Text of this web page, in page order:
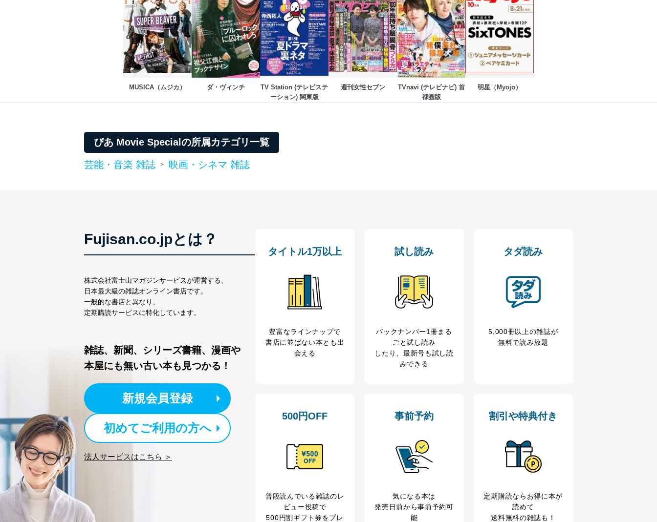
MUSICA（ムジカ） ダ・ヴィンチ
TV Station (テレビステ
ーション) 関東版
週刊女性セブン
TVnavi (テレビナビ) 首
都圏版
明星（Myojo）
ぴあ Movie Specialの所属カテゴリ一覧
芸能・音楽 雑誌 > 映画・シネマ 雑誌
Fujisan.co.jpとは？
株式会社富士山マガジンサービスが運営する、
日本最大級の雑誌オンライン書店です。
一般的な書店と異なり、
定期購読サービスに特化しています。
雑誌、新聞、シリーズ書籍、漫画や
本屋にも無い古い本も見つかる！
新規会員登録
初めてご利用の方へ
法人サービスはこちら ＞
タイトル1万以上
豊富なラインナップで
書店に並ばない本とも出
会える
試し読み
バックナンバー1冊まる
ごと試し読み
したり、最新号も試し読
みできる
タダ読み
5,000冊以上の雑誌が
無料で読み放題
500円OFF
普段読んでいる雑誌のレ
ビュー投稿で
500円割ギフト券をプレ
事前予約
気になる本は
発売日前から事前予約可
能
割引や特典付き
定期購読なら お得に本が
読めて
送料無料の雑誌も！